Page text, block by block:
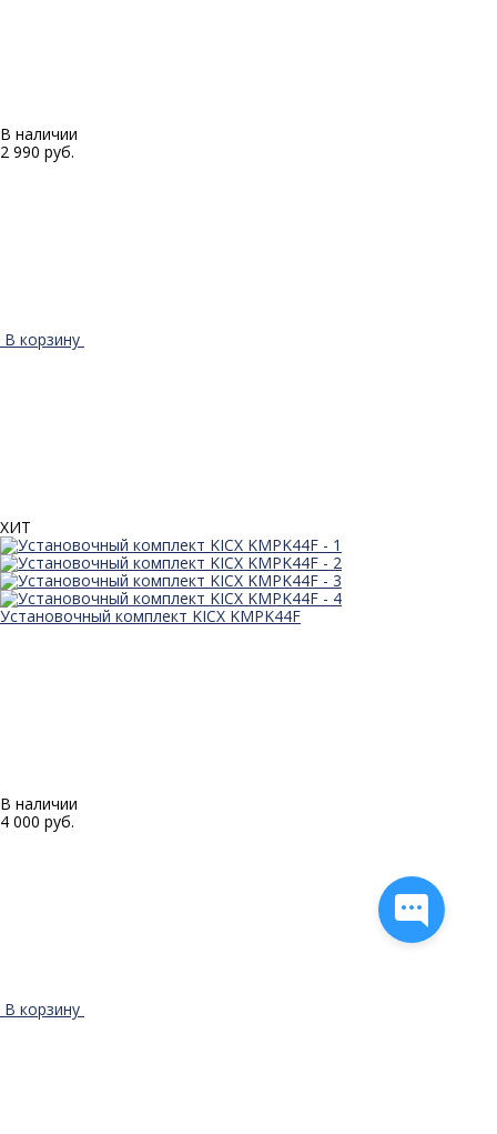
В наличии
2 990 руб.
В корзину
ХИТ
Установочный комплект KICX KMPK44F
В наличии
4 000 руб.
В корзину